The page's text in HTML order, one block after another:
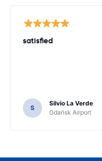
satisfied
S
Silvio La Verde
Gdańsk Airport